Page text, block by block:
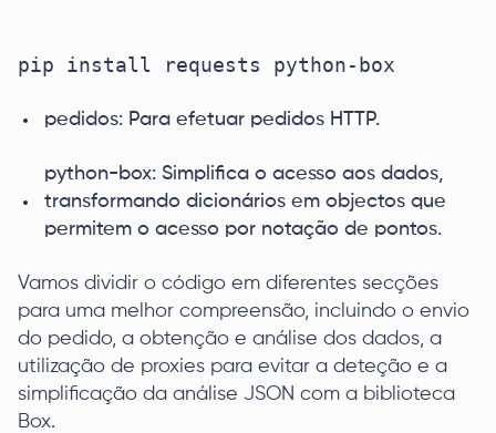
pip install requests python-box
pedidos: Para efetuar pedidos HTTP.
python-box: Simplifica o acesso aos dados,
transformando dicionários em objectos que
permitem o acesso por notação de pontos.
Vamos dividir o código em diferentes secções
para uma melhor compreensão, incluindo o envio
do pedido, a obtenção e análise dos dados, a
utilização de proxies para evitar a deteção e a
simplificação da análise JSON com a biblioteca
Box.